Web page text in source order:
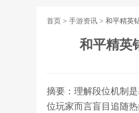
首页 > 手游资讯 > 和平精英
和平精英
摘要：理解段位机制
位玩家而言盲目追随